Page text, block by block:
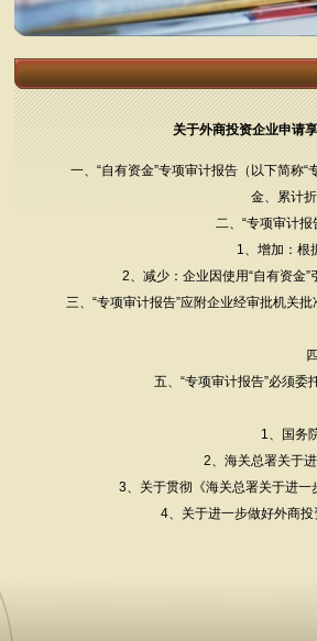
关于外商投资企业申请
一、“自有资金”专项审计报告（以下简称
金、累计
二、“专项审计报
1、增加：根
2、减少：企业因使用“自有资金”
三、“专项审计报告”应附企业经审批机关
五、“专项审计报告”必须委
1、国务
2、海关总署关于
3、关于贯彻《海关总署关于进
4、关于进一步做好外商